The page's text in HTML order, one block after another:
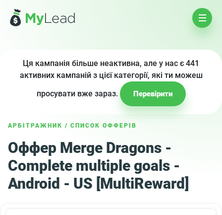
Ця кампанія більше неактивна, але у нас є 441
активних кампаній з цієї категорії, які ти можеш
просувати вже зараз.
Перевірити
АРБІТРАЖНИК / СПИСОК ОФФЕРІВ
Оффер Merge Dragons -
Complete multiple goals -
Android - US [MultiReward]